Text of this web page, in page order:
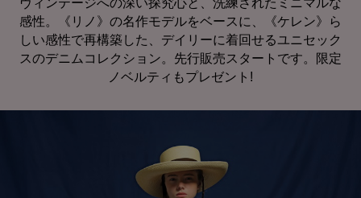
ヴィンテージへの深い探究心と、洗練されたミニマルな
感性。《リノ》の名作モデルをベースに、《ケレン》ら
しい感性で再構築した、デイリーに着回せるユニセック
スのデニムコレクション。先行販売スタートです。限定
ノベルティもプレゼント!